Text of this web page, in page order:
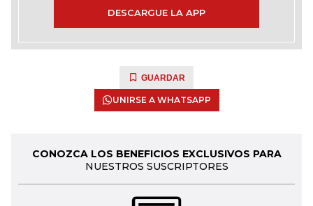
DESCARGUE LA APP
GUARDAR
UNIRSE A WHATSAPP
CONOZCA LOS BENEFICIOS EXCLUSIVOS PARA
NUESTROS SUSCRIPTORES